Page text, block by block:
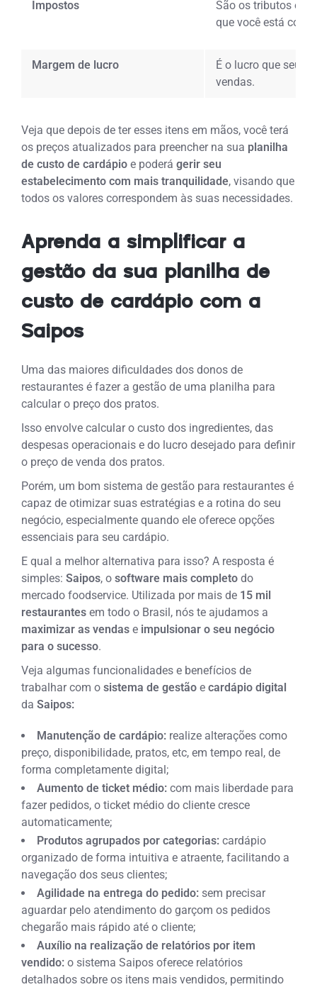
Impostos
São os tributos e
que você está
Margem de lucro
É o lucro que seu
vendas.
Veja que depois de ter esses itens em mãos, você terá
os preços atualizados para preencher na sua planilha
de custo de cardápioe poderágerir seu
estabelecimento com mais tranquilidade, visando que
todos os valores correspondem às suas necessidades.
Aprenda a simplificar a
gestão da sua planilha de
custo de cardápio com a
Saipos
Uma das maiores dificuldades dos donos de
restaurantes é fazer a gestão de uma planilha para
calcular o preço dos pratos.
Isso envolve calcular o custo dos ingredientes, das
despesas operacionais e do lucro desejado para definir
o preço de venda dos pratos.
Porém, um bom sistema de gestão para restaurantes é
capaz de otimizar suas estratégias e a rotina do seu
negócio, especialmente quando ele oferece opções
essenciais para seu cardápio.
E qual a melhor alternativa para isso? A resposta é
simples:Saipos, osoftware mais completo do
mercadofoodservice. Utilizada por mais de 15 mil
restaurantes em todo o Brasil, nós te ajudamos a
maximizar as vendas e impulsionar o seu negócio
para o sucesso.
Veja algumas funcionalidades e benefícios de
trabalhar com o sistema de gestãoecardápio digital
daSaipos:
Manutenção de cardápio: realize alterações como
preço, disponibilidade, pratos, etc, em tempo real, de
forma completamente digital;
Aumento de ticket médio: com mais liberdade para
fazer pedidos, o ticket médio do cliente cresce
automaticamente;
Produtos agrupados por categorias: cardápio
organizado de forma intuitiva e atraente, facilitando a
navegação dos seus clientes;
Agilidade na entrega do pedido: sem precisar
aguardar pelo atendimento do garçom os pedidos
chegarão mais rápido até o cliente;
Auxílio na realização de relatórios por item
vendido: o sistema Saipos oferece relatórios
detalhados sobre os itens mais vendidos, permitindo